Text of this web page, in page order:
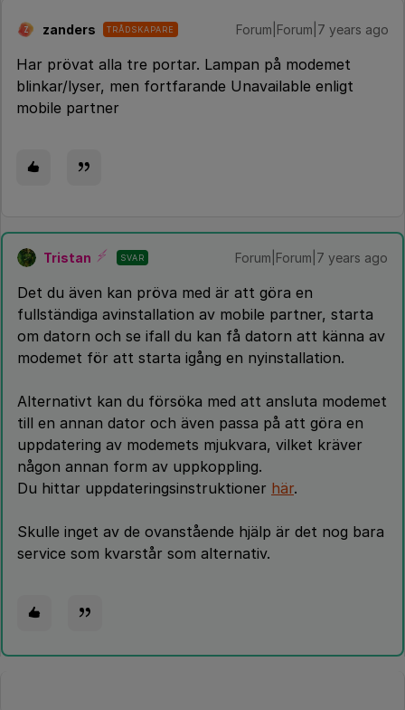
Z zanders TRÅDSKAPARE Forum|Forum|7 years ago
Har prövat alla tre portar. Lampan på modemet
blinkar/lyser, men fortfarande Unavailable enligt
mobile partner
Tristan SVAR Forum|Forum|7 years ago
Det du även kan pröva med är att göra en
fullständiga avinstallation av mobile partner, starta
om datorn och se ifall du kan få datorn att känna av
modemet för att starta igång en nyinstallation.
Alternativt kan du försöka med att ansluta modemet
till en annan dator och även passa på att göra en
uppdatering av modemets mjukvara, vilket kräver
någon annan form av uppkoppling.
Du hittar uppdateringsinstruktioner här.
Skulle inget av de ovanstående hjälp är det nog bara
service som kvarstår som alternativ.